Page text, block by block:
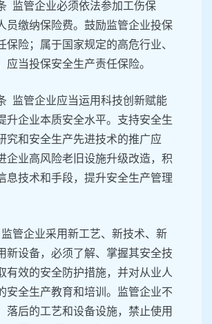
监管企业必须依法参加工伤保
员缴纳保险费。鼓励监管企业投保
保险；属于国家规定的高危行业、
应当投保安全生产责任保险。
监管企业应当运用科技创新赋能
升企业本质安全水平。支持安全生
究和安全生产先进技术的推广应
企业高风险老旧设施升级改造，积
息技术和手段，提升安全生产管理
管企业采用新工艺、新技术、新
新设备，必须了解、掌握其安全技
有效的安全防护措施，并对从业人
安全生产教育和培训。监管企业不
落后的工艺和设备设施，禁止使用